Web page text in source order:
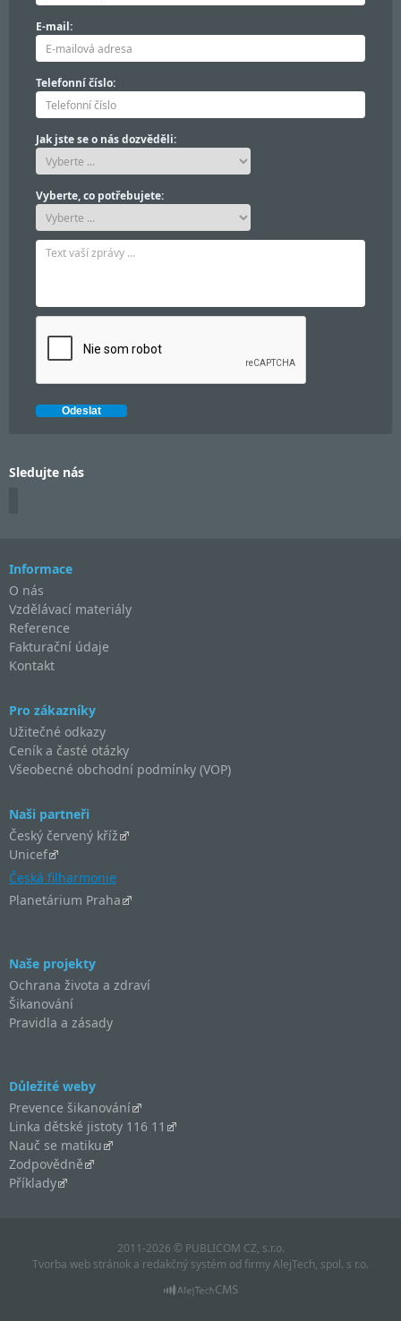
E-mail:
Telefonní číslo:
Jak jste se o nás dozvěděli:
Vyberte, co potřebujete:
Sledujte nás
Informace
O nás
Vzdělávací materiály
Reference
Fakturační údaje
Kontakt
Pro zákazníky
Užitečné odkazy
Ceník a časté otázky
Všeobecné obchodní podmínky (VOP)
Naši partneři
Český červený kříž
Unicef
Česká filharmonie
Planetárium Praha
Naše projekty
Ochrana života a zdraví
Šikanování
Pravidla a zásady
Důležité weby
Prevence šikanování
Linka dětské jistoty 116 11
Nauč se matiku
Zodpovědně
Příklady
2011-2026 © PUBLICOM CZ, s.r.o.
Tvorba web stránok a redakčný systém od firmyAlejTech, spol. s r.o.